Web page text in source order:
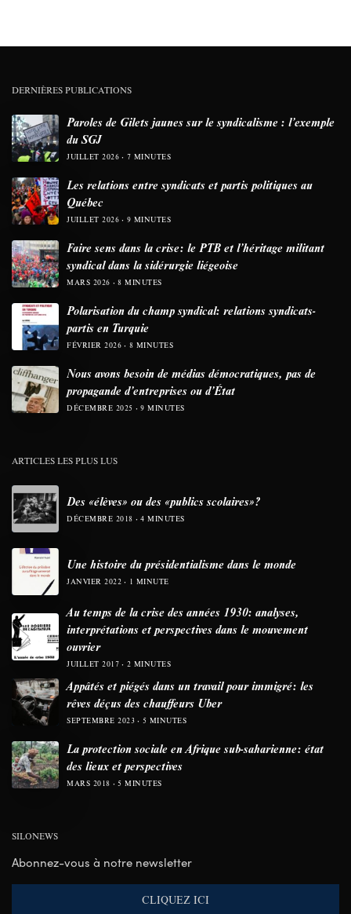
DERNIÈRES PUBLICATIONS
Paroles de Gilets jaunes sur le syndicalisme : l’exemple
du SGJ
JUILLET 2026 7 MINUTES
Les relations entre syndicats et partis politiques au
Québec
JUILLET 2026 9 MINUTES
Faire sens dans la crise: le PTB et l’héritage militant
syndical dans la sidérurgie liégeoise
MARS 2026 8 MINUTES
Polarisation du champ syndical: relations syndicats-
partis en Turquie
FÉVRIER 2026 8 MINUTES
Nous avons besoin de médias démocratiques, pas de
propagande d’entreprises ou d’État
DÉCEMBRE 2025 9 MINUTES
ARTICLES LES PLUS LUS
Des «élèves» ou des «publics scolaires»?
DÉCEMBRE 2018 4 MINUTES
Une histoire du présidentialisme dans le monde
JANVIER 2022 1 MINUTE
Au temps de la crise des années 1930: analyses,
interprétations et perspectives dans le mouvement
ouvrier
JUILLET 2017 2 MINUTES
Appâtés et piégés dans un travail pour immigré: les
rêves déçus des chauffeurs Uber
SEPTEMBRE 2023 5 MINUTES
La protection sociale en Afrique sub-saharienne: état
des lieux et perspectives
MARS 2018 5 MINUTES
SILONEWS
Abonnez-vous à notre newsletter
CLIQUEZ ICI